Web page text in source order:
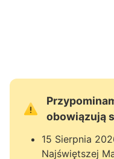
obowiązują
15 Sierpnia
Najświętszej